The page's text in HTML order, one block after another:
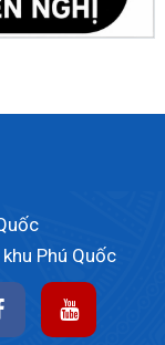
Phú Quốc